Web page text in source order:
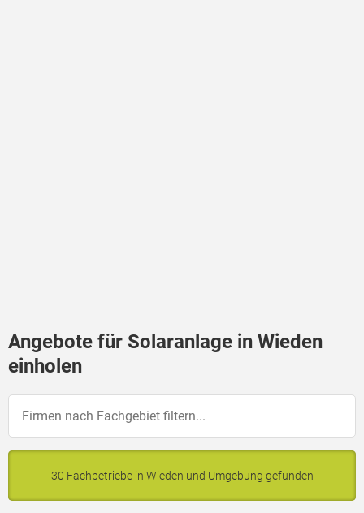
Angebote für Solaranlage in Wieden
einholen
30 Fachbetriebe in Wieden und Umgebung gefunden